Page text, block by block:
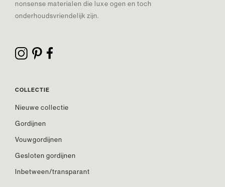
nonsense materialen die luxe ogen en toch
onderhoudsvriendelijk zijn.
COLLECTIE
Nieuwe collectie
Gordijnen
Vouwgordijnen
Gesloten gordijnen
Inbetween/transparant